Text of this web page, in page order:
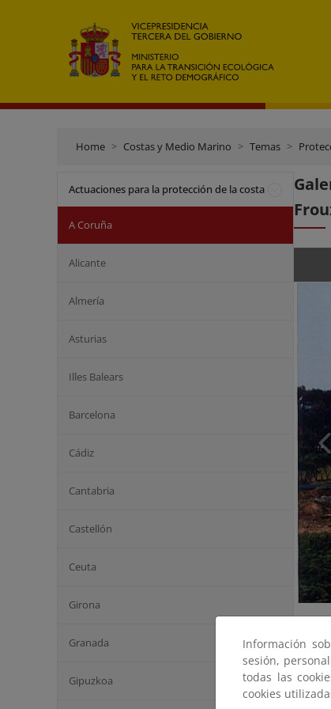
Home Costas y Medio Marino Temas
Actuaciones para la protección de la costa
A Coruña
Alicante
Almería
Asturias
Illes Balears
Barcelona
Cádiz
Cantabria
Castellón
Ceuta
Girona
Granada
Gipuzkoa
Información
sesión,
todas las
cookies